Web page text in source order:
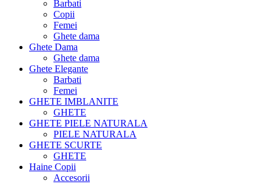
Barbati
Copii
Femei
Ghete dama
Ghete Dama
Ghete dama
Ghete Elegante
Barbati
Femei
GHETE IMBLANITE
GHETE
GHETE PIELE NATURALA
PIELE NATURALA
GHETE SCURTE
GHETE
Haine Copii
Accesorii